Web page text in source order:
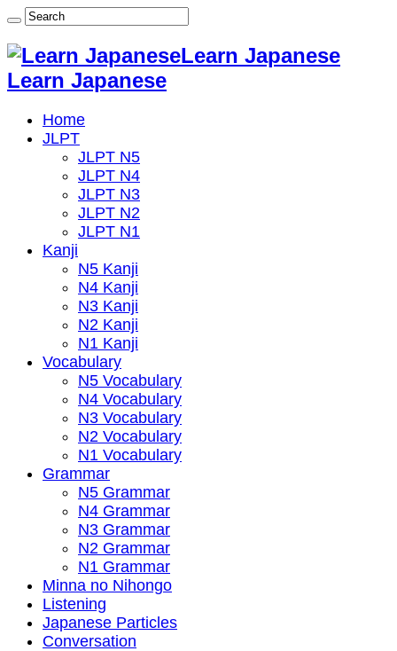
Learn Japanese
Learn Japanese
Home
JLPT
JLPT N5
JLPT N4
JLPT N3
JLPT N2
JLPT N1
Kanji
N5 Kanji
N4 Kanji
N3 Kanji
N2 Kanji
N1 Kanji
Vocabulary
N5 Vocabulary
N4 Vocabulary
N3 Vocabulary
N2 Vocabulary
N1 Vocabulary
Grammar
N5 Grammar
N4 Grammar
N3 Grammar
N2 Grammar
N1 Grammar
Minna no Nihongo
Listening
Japanese Particles
Conversation